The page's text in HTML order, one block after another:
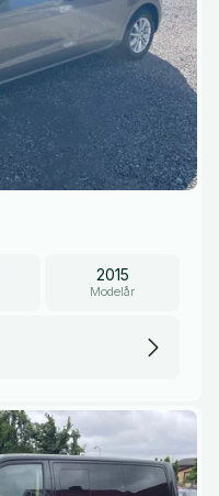
2015
Modelår